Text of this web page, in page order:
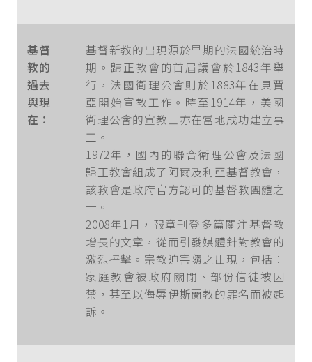
基督
教的
過去
與現
在：
基督新教的出現源於早期的法國統治時
期。歸正教會的首屆議會於1843年舉
行，法國衛理公會則於1883年在貝賈
亞開始宣教工作。時至1914年，美國
衛理公會的宣教士亦在當地成功建立事
工。
1972年，國內的聯合衛理公會及法國
歸正教會組成了阿爾及利亞基督教會，
該教會是政府官方認可的基督教團體之
一。
2008年1月，報章刊登多篇關注基督教
增長的文章，從而引發媒體針對教會的
激烈抨擊。宗教迫害隨之出現，包括：
家庭教會被政府關閉、部份信徒被囚
禁，甚至以侮辱伊斯蘭教的罪名而被起
訴。